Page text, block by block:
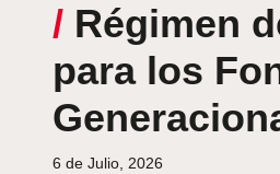
/ Régimen
para los
6 de Julio, 2026